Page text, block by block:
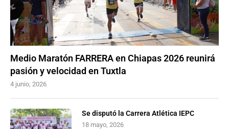
Medio Maratón FARRERA en Chiapas 2026 reunirá
pasión y velocidad en Tuxtla
4 junio, 2026
Se disputó la Carrera Atlética IEPC
18 mayo, 2026